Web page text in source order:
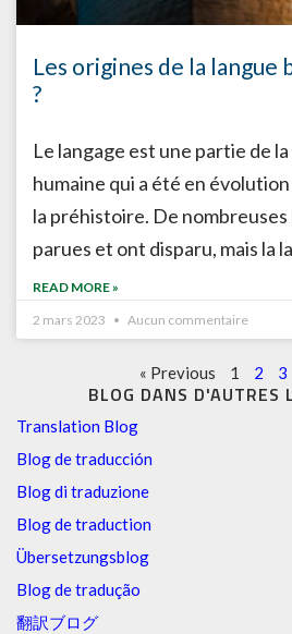
BLOG DANS D'AUTRES
Translation Blog
Blog de traducción
Blog di traduzione
Blog de traduction
Übersetzungsblog
Blog de tradução
翻訳ブログ
Les origines de la langue
?
Le langage est une partie de
humaine qui a été en
la préhistoire. De nombreuses
parues et ont disparu, mais la
READ MORE »
2 mars 2023
Aucun commentaire
« Previous 1 2 3